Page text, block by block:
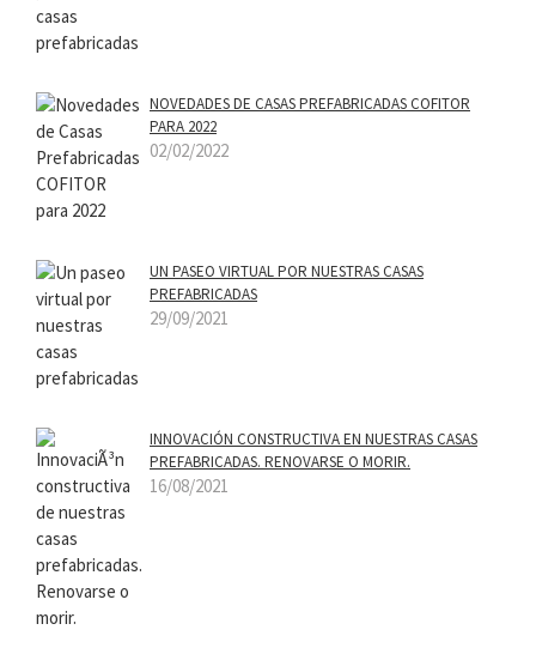
NOVEDADES DE CASAS PREFABRICADAS COFITOR
PARA 2022
02/02/2022
UN PASEO VIRTUAL POR NUESTRAS CASAS
PREFABRICADAS
29/09/2021
INNOVACIÓN CONSTRUCTIVA EN NUESTRAS CASAS
PREFABRICADAS. RENOVARSE O MORIR.
16/08/2021